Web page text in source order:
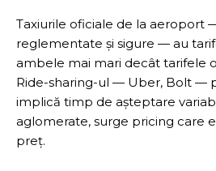
Taxiurile oficiale de la aeroport
reglementate și sigure — au
ambele mai mari decât tarifele
Ride-sharing-ul — Uber, Bolt —
implică timp de așteptare
aglomerate, surge pricing care
preț.